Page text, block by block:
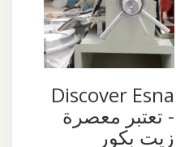
‫Discover Esna
- تعتبر معصرة
زيت بكور